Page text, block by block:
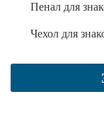
Пенал для
Чехол для